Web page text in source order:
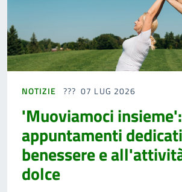
NOTIZIE 07 LUG 2026
'Muoviamoci
appuntamenti
benessere e
dolce